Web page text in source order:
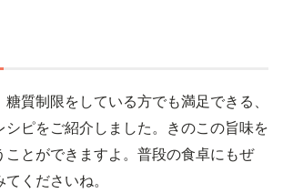
質制限をしている方でも満足できる、
シピをご紹介しました。きのこの旨味を
ことができますよ。普段の食卓にもぜ
くださいね。